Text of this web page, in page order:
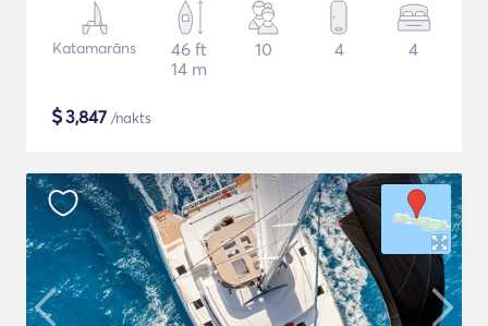
Katamarāns
46 ft
14 m
10 4 4
$3,847 /nakts